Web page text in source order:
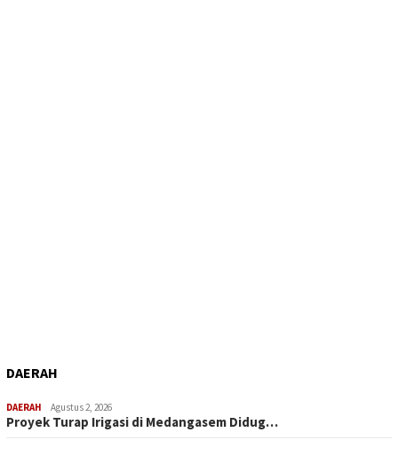
DAERAH
DAERAH Agustus 2, 2026
Proyek Turap Irigasi di Medangasem Didug…